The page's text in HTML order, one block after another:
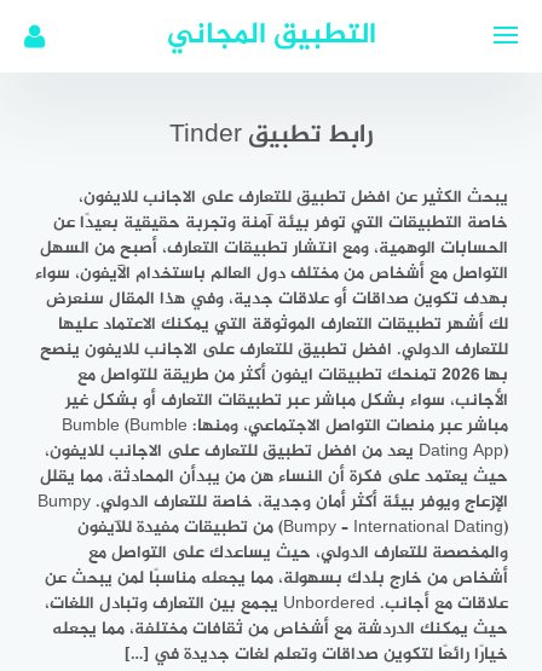
التطبيق المجاني
رابط تطبيق Tinder
يبحث الكثير عن افضل تطبيق للتعارف على الاجانب للايفون،
خاصة التطبيقات التي توفر بيئة آمنة وتجربة حقيقية بعيدًا عن
الحسابات الوهمية، ومع انتشار تطبيقات التعارف، أصبح من السهل
التواصل مع أشخاص من مختلف دول العالم باستخدام الآيفون، سواء
بهدف تكوين صداقات أو علاقات جدية، وفي هذا المقال سنعرض
لك أشهر تطبيقات التعارف الموثوقة التي يمكنك الاعتماد عليها
للتعارف الدولي. افضل تطبيق للتعارف على الاجانب للايفون ينصح
بها 2026 تمنحك تطبيقات ايفون أكثر من طريقة للتواصل مع
الأجانب، سواء بشكل مباشر عبر تطبيقات التعارف أو بشكل غير
مباشر عبر منصات التواصل الاجتماعي، ومنها: Bumble (Bumble
Dating App) يعد من افضل تطبيق للتعارف على الاجانب للايفون،
حيث يعتمد على فكرة أن النساء هن من يبدأن المحادثة، مما يقلل
الإزعاج ويوفر بيئة أكثر أمان وجدية، خاصة للتعارف الدولي. Bumpy
(Bumpy – International Dating) من تطبيقات مفيدة للآيفون
والمخصصة للتعارف الدولي، حيث يساعدك على التواصل مع
أشخاص من خارج بلدك بسهولة، مما يجعله مناسبًا لمن يبحث عن
علاقات مع أجانب. Unbordered يجمع بين التعارف وتبادل اللغات،
حيث يمكنك الدردشة مع أشخاص من ثقافات مختلفة، مما يجعله
خيارًا رائعًا لتكوين صداقات وتعلم لغات جديدة في […]